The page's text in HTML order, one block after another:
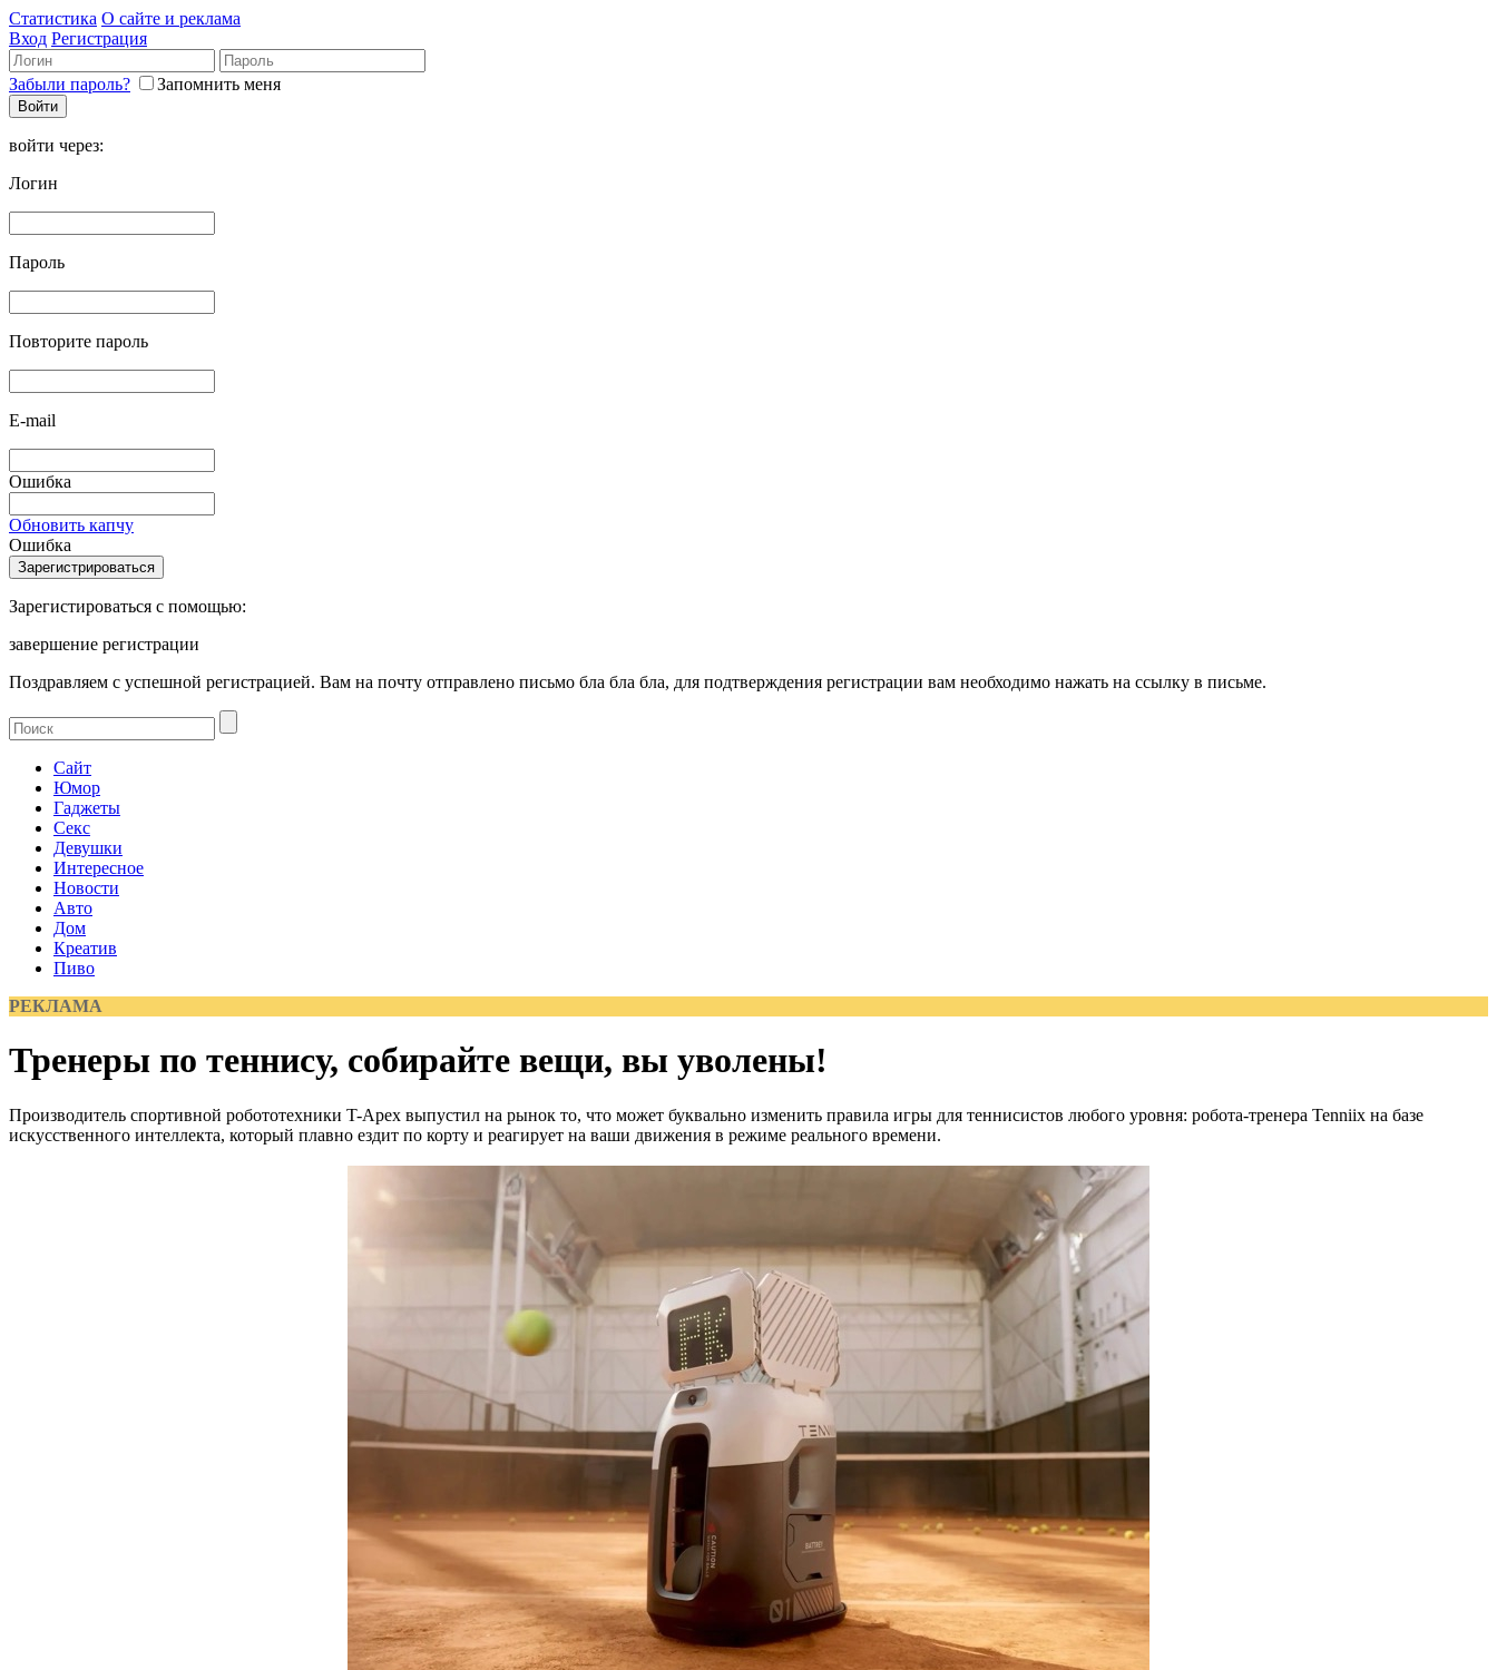
Статистика О сайте и реклама
Вход Регистрация
Забыли пароль? Запомнить меня
войти через:
Логин
Пароль
Повторите пароль
E-mail
Ошибка
Обновить капчу
Ошибка
Зарегистироваться с помощью:
завершение регистрации
Поздравляем с успешной регистрацией. Вам на почту отправлено письмо бла бла бла, для подтверждения регистрации вам необходимо нажать на ссылку в письме.
Сайт
Юмор
Гаджеты
Секс
Девушки
Интересное
Новости
Авто
Дом
Креатив
Пиво
РЕКЛАМА
Тренеры по теннису, собирайте вещи, вы уволены!
Производитель спортивной робототехники T-Apex выпустил на рынок то, что может буквально изменить правила игры для теннисистов любого уровня: робота-тренера Tenniix на базе
искусственного интеллекта, который плавно ездит по корту и реагирует на ваши движения в режиме реального времени.